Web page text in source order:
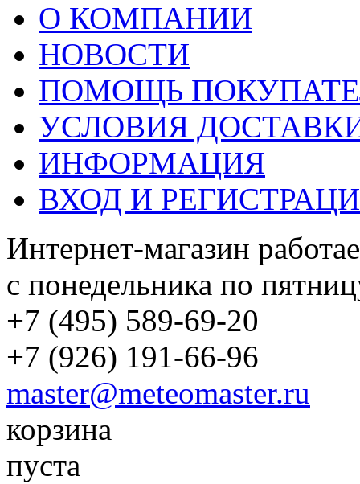
О КОМПАНИИ
НОВОСТИ
ПОМОЩЬ
УСЛОВИЯ
ИНФОРМАЦИЯ
ВХОД И
Интернет-магазин
с понедельника по
+7 (495) 589-69-20
+7 (926) 191-66-96
master@meteomaster.ru
корзина
пуста